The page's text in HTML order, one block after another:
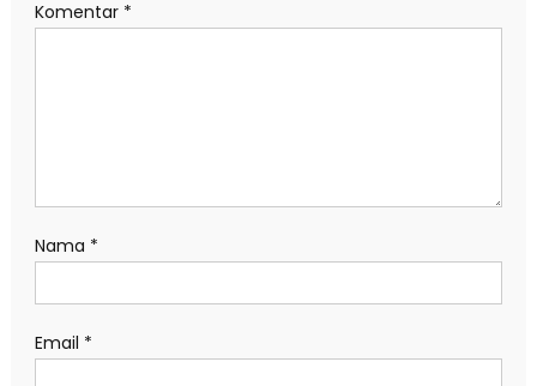
Komentar *
Nama *
Email *